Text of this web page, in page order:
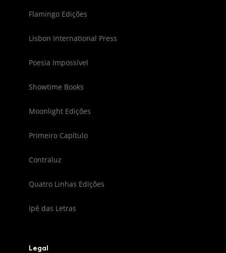
Flamingo Edições
Lisbon International Press
Poesia Impossível
Showtime Books
Moonlight Edições
Primeiro Capítulo
Contraluz
Quatro Linhas Edições
Ipê das Letras
Legal